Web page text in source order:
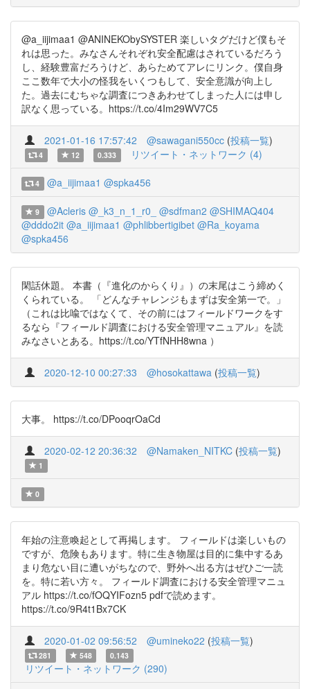
@a_iijimaa1 @ANINEKObySYSTER 楽しいタグだけど僕もそ
れは思った。みなさんそれぞれ安全配慮はされているだろう
し、経験豊富だろうけど、あらためてアレにリンク。僕自身
ここ数年で大小の怪我をいくつもして、安全意識が向上し
た。過去にむちゃな調査につきあわせてしまった人には申し
訳なく思っている。https://t.co/4Im29WV7C5
2021-01-16 17:57:42 @sawagani550cc (投稿一覧)
4 12 0.333 リツイート・ネットワーク (4)
4 @a_iijimaa1 @spka456
9 @Acleris @_k3_n_1_r0_ @sdfman2 @SHIMAQ404
@dddo2it @a_iijimaa1 @phlibbertigibet @Ra_koyama
@spka456
閑話休題。 本書（『進化のからくり』）の末尾はこう締めく
くられている。 「どんなチャレンジもまずは安全第一で。」
（これは比喩ではなくて、その前にはフィールドワークをす
るなら『フィールド調査における安全管理マニュアル』を読
みなさいとある。https://t.co/YTfNHH8wna ）
2020-12-10 00:27:33 @hosokattawa (投稿一覧)
大事。 https://t.co/DPooqrOaCd
2020-02-12 20:36:32 @Namaken_NITKC (投稿一覧)
1
0
年始の注意喚起として再掲します。 フィールドは楽しいもの
ですが、危険もあります。特に生き物屋は目的に集中するあ
まり危ない目に遭いがちなので、野外へ出る方はぜひご一読
を。特に若い方々。 フィールド調査における安全管理マニュ
アル https://t.co/fOQYIFozn5 pdfで読めます。
https://t.co/9R4t1Bx7CK
2020-01-02 09:56:52 @umineko22 (投稿一覧)
281 548 0.143
リツイート・ネットワーク (290)